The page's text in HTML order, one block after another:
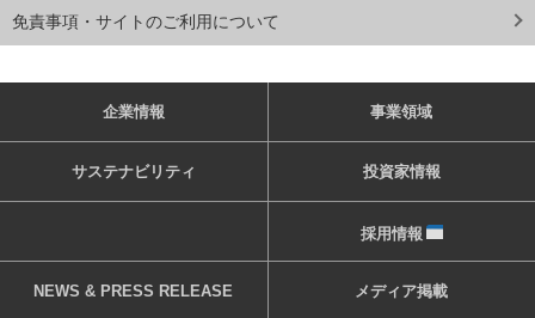
免責事項・サイトのご利用について
企業情報 事業領域
サステナビリティ 投資家情報
採用情報
NEWS & PRESS RELEASE メディア掲載